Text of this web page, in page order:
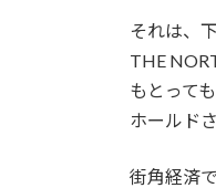
それは、
THE
もとって
ホールド
街角経済